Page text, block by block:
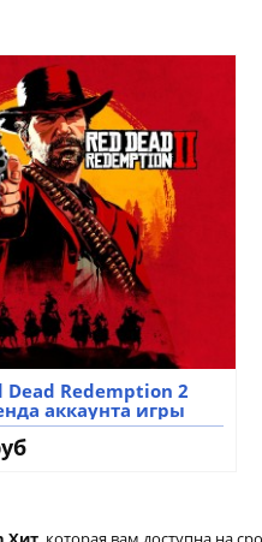
Dead Redemption 2
аккаунта игры